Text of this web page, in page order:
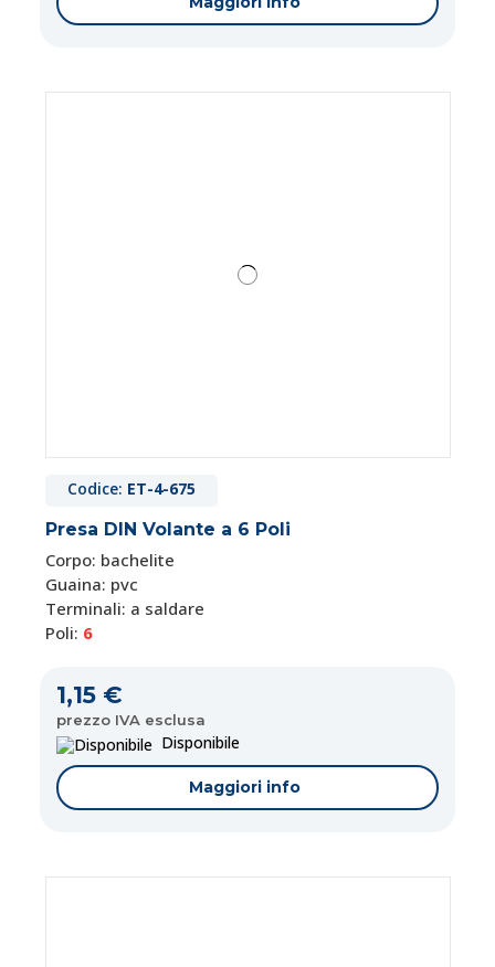
Codice: ET-4-675
Presa DIN Volante a 6 Poli
Corpo: bachelite
Guaina: pvc
Terminali: a saldare
Poli: 6
1,15 €
prezzo IVA esclusa
Disponibile
Maggiori info